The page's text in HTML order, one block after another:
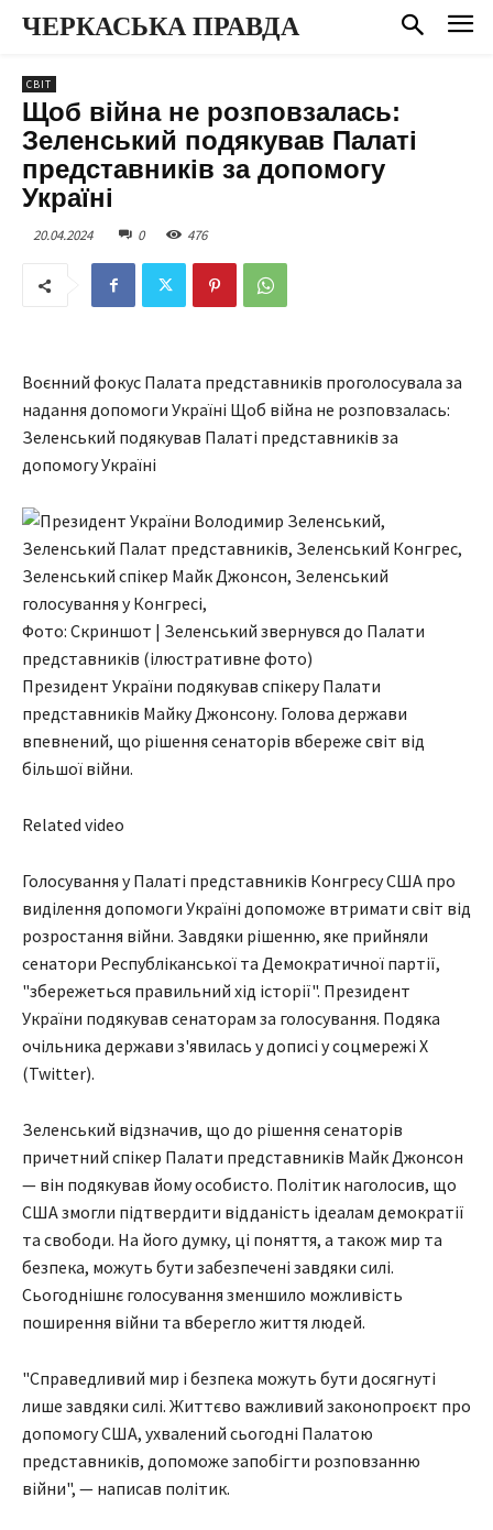
ЧЕРКАСЬКА ПРАВДА
СВІТ
Щоб війна не розповзалась:
Зеленський подякував Палаті
представників за допомогу
Україні
20.04.2024 0 476
Воєнний фокус Палата представників проголосувала за
надання допомоги Україні Щоб війна не розповзалась:
Зеленський подякував Палаті представників за
допомогу Україні
Фото: Скриншот | Зеленський звернувся до Палати
представників (ілюстративне фото)
Президент України подякував спікеру Палати
представників Майку Джонсону. Голова держави
впевнений, що рішення сенаторів вбереже світ від
більшої війни.
Related video
Голосування у Палаті представників Конгресу США про
виділення допомоги Україні допоможе втримати світ від
розростання війни. Завдяки рішенню, яке прийняли
сенатори Республіканської та Демократичної партії,
"збережеться правильний хід історії". Президент
України подякував сенаторам за голосування. Подяка
очільника держави з'явилась у дописі у соцмережі X
(Twitter).
Зеленський відзначив, що до рішення сенаторів
причетний спікер Палати представників Майк Джонсон
— він подякував йому особисто. Політик наголосив, що
США змогли підтвердити відданість ідеалам демократії
та свободи. На його думку, ці поняття, а також мир та
безпека, можуть бути забезпечені завдяки силі.
Сьогоднішнє голосування зменшило можливість
поширення війни та вберегло життя людей.
"Справедливий мир і безпека можуть бути досягнуті
лише завдяки силі. Життєво важливий законопроєкт про
допомогу США, ухвалений сьогодні Палатою
представників, допоможе запобігти розповзанню
війни", — написав політик.